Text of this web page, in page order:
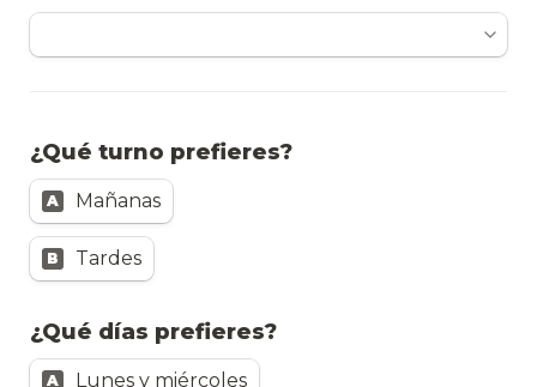
¿Qué turno prefieres?
A Mañanas
B Tardes
¿Qué días prefieres?
A Lunes y miércoles